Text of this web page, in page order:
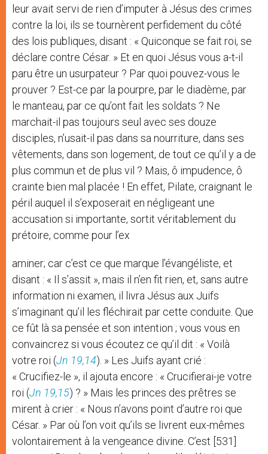
leur avait servi de rien d’imputer à Jésus des crimes
contre la loi, ils se tournèrent perfidement du côté
des lois publiques, disant : « Quiconque se fait roi, se
déclare contre César. » Et en quoi Jésus vous a-t-il
paru être un usurpateur ? Par quoi pouvez-vous le
prouver ? Est-ce par la pourpre, par le diadème, par
le manteau, par ce qu’ont fait les soldats ? Ne
marchait-il pas toujours seul avec ses douze
disciples, n’usait-il pas dans sa nourriture, dans ses
vêtements, dans son logement, de tout ce qu’il y a de
plus commun et de plus vil ? Mais, ô impudence, ô
crainte bien mal placée ! En effet, Pilate, craignant le
péril auquel il s’exposerait en négligeant une
accusation si importante, sortit véritablement du
prétoire, comme pour l’ex
aminer; car c’est ce que marque l’évangéliste, et
disant : « Il s’assit », mais il n’en fit rien, et, sans autre
information ni examen, il livra Jésus aux Juifs
s’imaginant qu’il les fléchirait par cette conduite. Que
ce fût là sa pensée et son intention ; vous vous en
convaincrez si vous écoutez ce qu’il dit : « Voilà
votre roi (Jn 19,14). » Les Juifs ayant crié :
« Crucifiez-le », il ajouta encore : « Crucifierai-je votre
roi (Jn 19,15) ? » Mais les princes des prêtres se
mirent à crier : « Nous n’avons point d’autre roi que
César. » Par où l’on voit qu’ils se livrent eux-mêmes
volontairement à la vengeance divine. C’est [531]